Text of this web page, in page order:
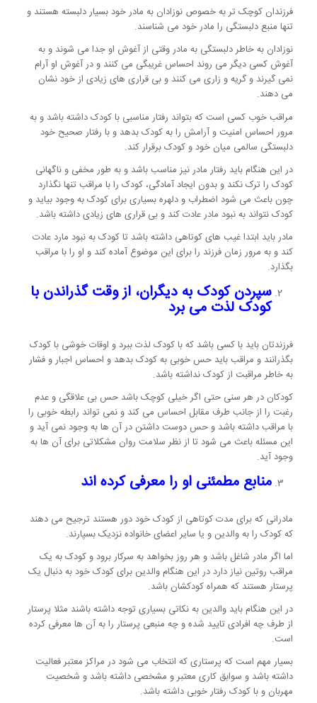
فرزندان کوچک تر به خصوص نوزادان به مادر خود بسیار دلبسته هستند و
تنها منبع دلبستگی را مادر خود می شناسند.
نوزادان به خاطر دلبستگی به مادر وقتی از آغوش او جدا می شوند و به
آغوش کسی دیگر می روند احساس غریبگی می کنند و در آغوش او آرام
نمی گیرند و گریه و زاری می کنند و بی قراری های زیادی از خود نشان
می دهند.
مراقب خوب کسی است که بتواند رفتار مناسبی با کودک داشته باشد و به
مرور احساس امنیت و آرامش را به کودک بدهد و با رفتار صحیح خود
دلبستگی سالمی میان خود و کودک برقرار کند.
در این هنگام باید رفتار مادر نیز مناسب باشد و به طور مخفی و ناگهانی
کودک را ترک نکند و بدون ایجاد آمادگی، کودک را با مراقب تنها نگذارد
چون باعث می شود اضطراب و دلهره بسیاری برای کودک به وجود بیاید و
کودک نتواند به نبود مادر عادت کند و بی قراری های زیادی داشته باشد.
مادر باید ابتدا غیب های کوتاهی داشته باشد تا کودک به نبود مارد عادت
کند و به مرور زمان فرزند را برای این موضوع آماده کند و او را با مراقب
بگذارد.
سپردن کودک به دیگران، از وقت گذراندن با
کودک لذت می برد
فرزندتان باید با کسی باشد که با کودک لذت ببرد و اوقات خوشی با کودک
بگذرانند و مراقب باید حس خوبی به کودک بدهد و احساس اجبار و فشار
به خاطر مراقبت از کودک نداشته باشد.
کودکان در هر سنی حتی اگر خیلی کوچک باشد حس بی علاقگی و عدم
رغبت را از جانب طرف مقابل احساس می کند و نمی تواند رابطه خوبی را
با مراقب داشته باشد و حس دوست داشتن در آن ها به وجود نمی آید و
این مسئله باعث می شود تا از نظر سلامت روان مشکلاتی برای آن ها به
وجود آید.
منابع مطمئنی او را معرفی کرده اند
مادرانی که برای مدت کوتاهی از کودک خود دور هستند ترجیح می دهند
که کودک را به والدین و یا سایر اعضای خانواده نزدیک بسپارند.
اما اگر مادر شاغل باشد و هر روز بخواهد به سرکار برود و کودک به یک
مراقب روتین نیاز دارد در این هنگام والدین برای کودک خود به دنبال یک
پرستار هستند که همراه کودکشان باشد.
در این هنگام باید والدین به نکاتی بسیاری توجه داشته باشند مثلا پرستار
از طرف چه افرادی تایید شده و چه منبعی پرستار را به آن ها معرفی کرده
است.
بسیار مهم است که پرستاری که انتخاب می شود در مراکز معتبر فعالیت
داشته باشد و سوابق کاری معتبر و مشخصی داشته باشد و شخصیت
مهربان و با کودک رفتار خوبی داشته باشد.